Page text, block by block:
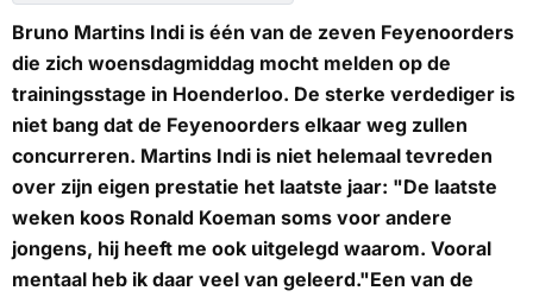
Bruno Martins Indi is één van de zeven Feyenoorders
die zich woensdagmiddag mocht melden op de
trainingsstage in Hoenderloo. De sterke verdediger is
niet bang dat de Feyenoorders elkaar weg zullen
concurreren. Martins Indi is niet helemaal tevreden
over zijn eigen prestatie het laatste jaar: "De laatste
weken koos Ronald Koeman soms voor andere
jongens, hij heeft me ook uitgelegd waarom. Vooral
mentaal heb ik daar veel van geleerd."Een van de